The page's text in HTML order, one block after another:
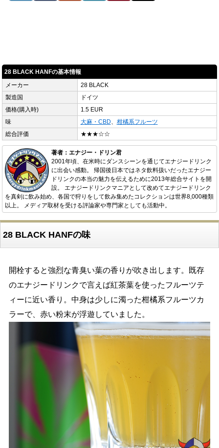
28 BLACK HANFの基本情報
メーカー
28 BLACK
製造国
ドイツ
価格(購入時)
1.5 EUR
味
大麻・CBD、 柑橘系フルーツ
総合評価
★★★☆☆
著者：エナジー・ドリン君
2001年頃、在米時にダンスシーンを通じてエナジードリンク
に出会い感動。 帰国後日本ではネタ飲料扱いだったエナジー
ドリンクの本当の魅力を伝えるために2013年総合サイトを開
設。 エナジードリンクマニアとして改めてエナジードリンク
を真剣に飲み始め、各国で狩りをして飲み集めたコレクションは世界8,000種類
以上。 メディア取材を受ける評論家や専門家としても活動中。
28 BLACK HANFの味
開栓すると強烈な青臭い葉の香りが吹き出します。既存
のエナジードリンクで言えば紅茶葉を使ったフルーツテ
ィーに近い香り。中身は少しに濁った柑橘系フルーツカ
ラーで、赤い粉末が浮遊していました。